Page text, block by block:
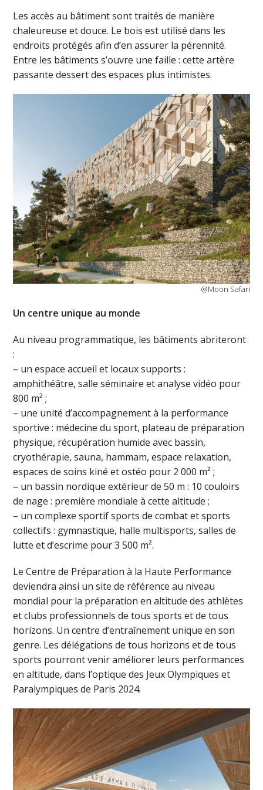
Les accès au bâtiment sont traités de manière
chaleureuse et douce. Le bois est utilisé dans les
endroits protégés afin d’en assurer la pérennité.
Entre les bâtiments s’ouvre une faille : cette artère
passante dessert des espaces plus intimistes.
@Moon Safari
Un centre unique au monde
Au niveau programmatique, les bâtiments abriteront
:
– un espace accueil et locaux supports :
amphithéâtre, salle séminaire et analyse vidéo pour
800 m² ;
– une unité d’accompagnement à la performance
sportive : médecine du sport, plateau de préparation
physique, récupération humide avec bassin,
cryothérapie, sauna, hammam, espace relaxation,
espaces de soins kiné et ostéo pour 2 000 m² ;
– un bassin nordique extérieur de 50 m : 10 couloirs
de nage : première mondiale à cette altitude ;
– un complexe sportif sports de combat et sports
collectifs : gymnastique, halle multisports, salles de
lutte et d’escrime pour 3 500 m².
Le Centre de Préparation à la Haute Performance
deviendra ainsi un site de référence au niveau
mondial pour la préparation en altitude des athlètes
et clubs professionnels de tous sports et de tous
horizons. Un centre d’entraînement unique en son
genre. Les délégations de tous horizons et de tous
sports pourront venir améliorer leurs performances
en altitude, dans l’optique des Jeux Olympiques et
Paralympiques de Paris 2024.